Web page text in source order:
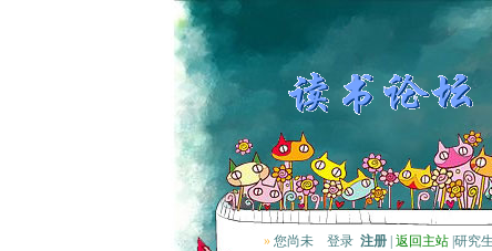
» 您尚未 登录 注册 返回主站 研究